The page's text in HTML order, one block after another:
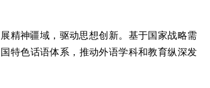
精神疆域，驱动思想创新。基于国家战略需
特色话语体系，推动外语学科和教育纵深发